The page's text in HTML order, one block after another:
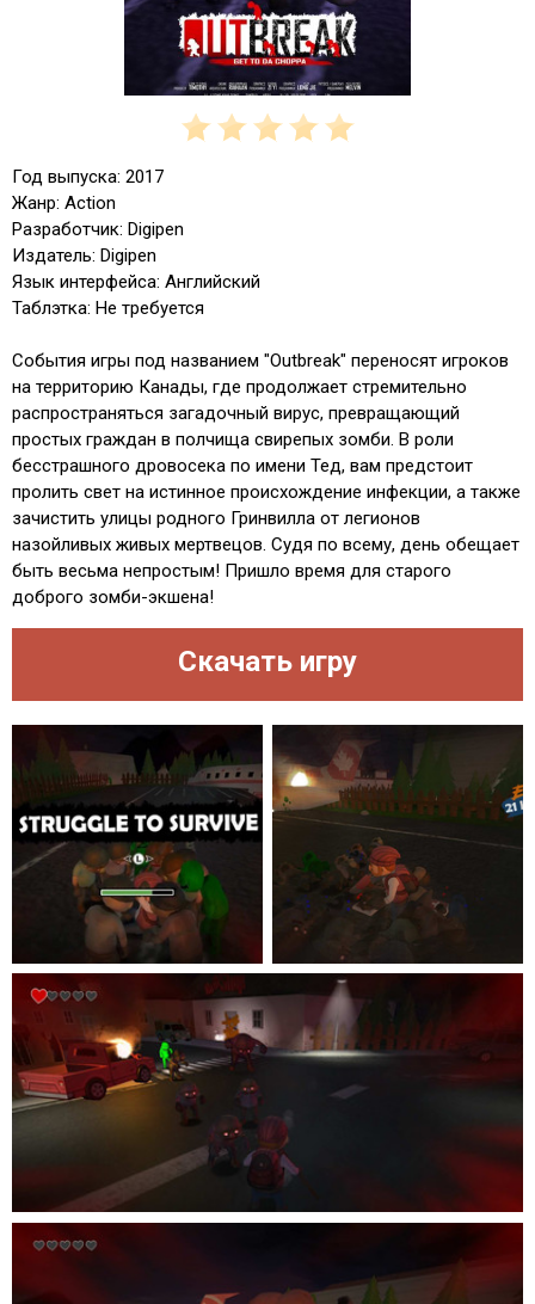
Год выпуска: 2017
Жанр: Action
Разработчик: Digipen
Издатель: Digipen
Язык интерфейса: Английский
Таблэтка: Не требуется
События игры под названием "Outbreak" переносят игроков
на территорию Канады, где продолжает стремительно
распространяться загадочный вирус, превращающий
простых граждан в полчища свирепых зомби. В роли
бесстрашного дровосека по имени Тед, вам предстоит
пролить свет на истинное происхождение инфекции, а также
зачистить улицы родного Гринвилла от легионов
назойливых живых мертвецов. Судя по всему, день обещает
быть весьма непростым! Пришло время для старого
доброго зомби-экшена!
Скачать игру